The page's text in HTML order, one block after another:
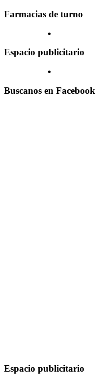
Farmacias de turno
Espacio publicitario
Buscanos en Facebook
Espacio publicitario